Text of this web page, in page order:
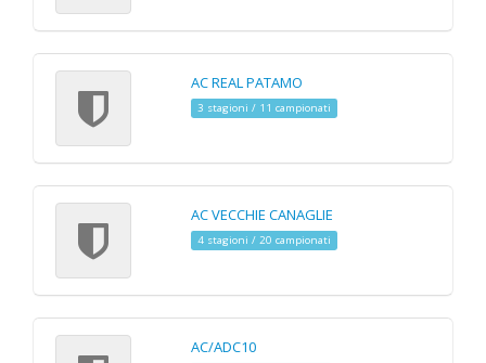
AC REAL PATAMO
3 stagioni / 11 campionati
AC VECCHIE CANAGLIE
4 stagioni / 20 campionati
AC/ADC10